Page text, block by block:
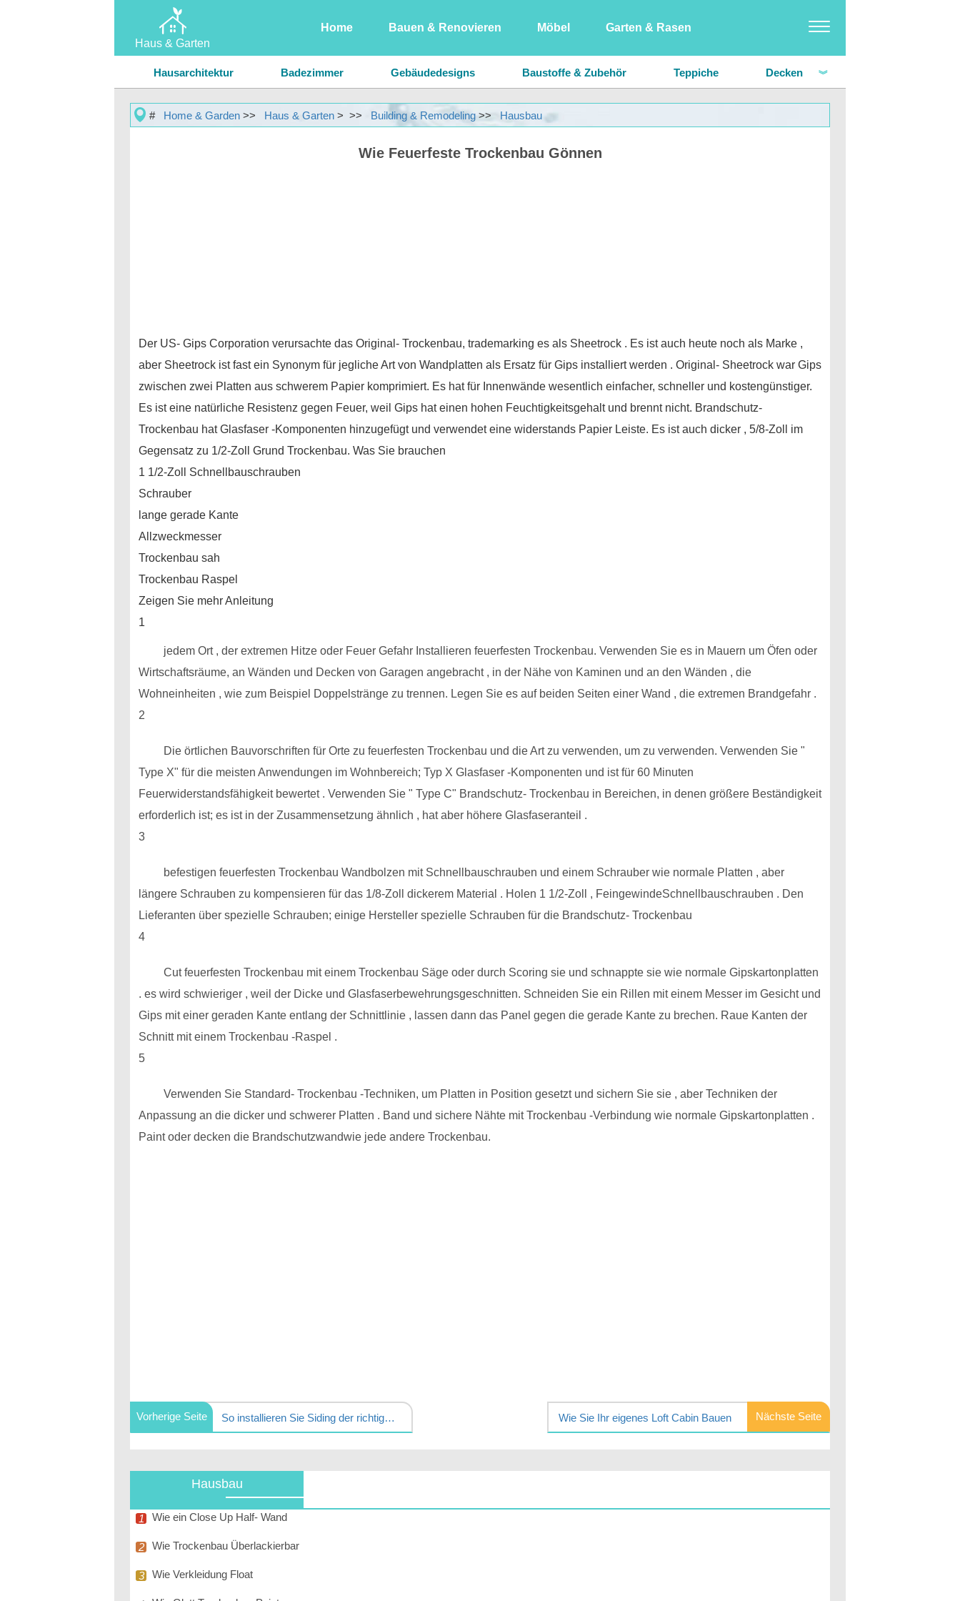
Haus & Garten
Home Bauen & Renovieren Möbel Garten & Rasen
Home Bauen & Renovieren Möbel
Garten & Rasen Haushaltsgeräte Hausdesign & Dekoration
Hausarchitektur Badezimmer Gebäudedesigns Baustoffe & Zubehör Teppiche Decken
Türen Einfahrten Energieeffiziente Häuser Außenrenovierung
Historische Restaurierung Hausanbauten
# Home & Garden >> Haus & Garten > >> Building & Remodeling >> Hausbau
Wie Feuerfeste Trockenbau Gönnen
Der US- Gips Corporation verursachte das Original- Trockenbau, trademarking es als Sheetrock . Es ist auch heute noch als Marke ,
aber Sheetrock ist fast ein Synonym für jegliche Art von Wandplatten als Ersatz für Gips installiert werden . Original- Sheetrock war Gips
zwischen zwei Platten aus schwerem Papier komprimiert. Es hat für Innenwände wesentlich einfacher, schneller und kostengünstiger.
Es ist eine natürliche Resistenz gegen Feuer, weil Gips hat einen hohen Feuchtigkeitsgehalt und brennt nicht. Brandschutz-
Trockenbau hat Glasfaser -Komponenten hinzugefügt und verwendet eine widerstands Papier Leiste. Es ist auch dicker , 5/8-Zoll im
Gegensatz zu 1/2-Zoll Grund Trockenbau. Was Sie brauchen
1 1/2-Zoll Schnellbauschrauben
Schrauber
lange gerade Kante
Allzweckmesser
Trockenbau sah
Trockenbau Raspel
Zeigen Sie mehr Anleitung
1
jedem Ort , der extremen Hitze oder Feuer Gefahr Installieren feuerfesten Trockenbau. Verwenden Sie es in Mauern um Öfen oder
Wirtschaftsräume, an Wänden und Decken von Garagen angebracht , in der Nähe von Kaminen und an den Wänden , die
Wohneinheiten , wie zum Beispiel Doppelstränge zu trennen. Legen Sie es auf beiden Seiten einer Wand , die extremen Brandgefahr .
2
Die örtlichen Bauvorschriften für Orte zu feuerfesten Trockenbau und die Art zu verwenden, um zu verwenden. Verwenden Sie "
Type X" für die meisten Anwendungen im Wohnbereich; Typ X Glasfaser -Komponenten und ist für 60 Minuten
Feuerwiderstandsfähigkeit bewertet . Verwenden Sie " Type C" Brandschutz- Trockenbau in Bereichen, in denen größere Beständigkeit
erforderlich ist; es ist in der Zusammensetzung ähnlich , hat aber höhere Glasfaseranteil .
3
befestigen feuerfesten Trockenbau Wandbolzen mit Schnellbauschrauben und einem Schrauber wie normale Platten , aber
längere Schrauben zu kompensieren für das 1/8-Zoll dickerem Material . Holen 1 1/2-Zoll , FeingewindeSchnellbauschrauben . Den
Lieferanten über spezielle Schrauben; einige Hersteller spezielle Schrauben für die Brandschutz- Trockenbau
4
Cut feuerfesten Trockenbau mit einem Trockenbau Säge oder durch Scoring sie und schnappte sie wie normale Gipskartonplatten
. es wird schwieriger , weil der Dicke und Glasfaserbewehrungsgeschnitten. Schneiden Sie ein Rillen mit einem Messer im Gesicht und
Gips mit einer geraden Kante entlang der Schnittlinie , lassen dann das Panel gegen die gerade Kante zu brechen. Raue Kanten der
Schnitt mit einem Trockenbau -Raspel .
5
Verwenden Sie Standard- Trockenbau -Techniken, um Platten in Position gesetzt und sichern Sie sie , aber Techniken der
Anpassung an die dicker und schwerer Platten . Band und sichere Nähte mit Trockenbau -Verbindung wie normale Gipskartonplatten .
Paint oder decken die Brandschutzwandwie jede andere Trockenbau.
Vorherige Seite So installieren Sie Siding der richtige Weg Nächste Seite
Wie Sie Ihr eigenes Loft Cabin Bauen
Hausbau
Wie ein Close Up Half- Wand
Wie Trockenbau Überlackierbar
Wie Verkleidung Float